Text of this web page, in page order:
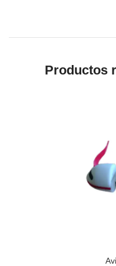
Productos